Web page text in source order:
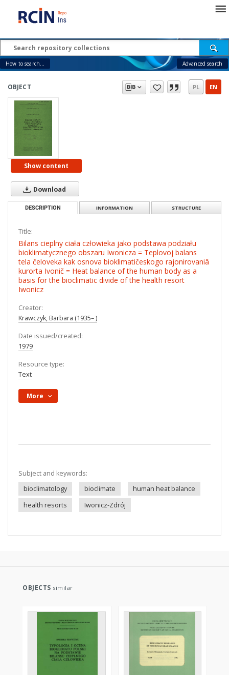
How to search... Advanced search
OBJECT PL EN
Show content
Download
DESCRIPTION INFORMATION STRUCTURE
Title:
Bilans cieplny ciała człowieka jako podstawa podziału
bioklimatycznego obszaru Iwonicza = Teplovoj balans
tela čeloveka kak osnova bioklimatičeskogo rajonirovaniâ
kurorta Ivonič = Heat balance of the human body as a
basis for the bioclimatic divide of the health resort
Iwonicz
Creator:
Krawczyk, Barbara (1935– )
Date issued/created:
1979
Resource type:
Text
More
Subject and keywords:
bioclimatology
bioclimate
human heat balance
health resorts
Iwonicz-Zdrój
OBJECTS similar